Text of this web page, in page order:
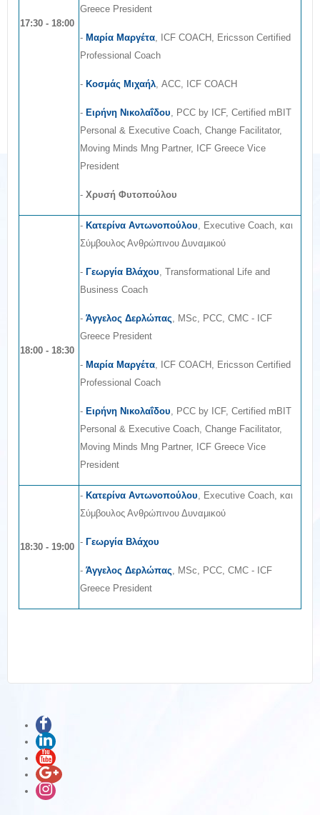
17:30 - 18:00
Greece President
- Μαρία Μαργέτα, ICF COACH, Ericsson Certified
Professional Coach
- Κοσμάς Μιχαήλ, ACC, ICF COACH
- Ειρήνη Νικολαΐδου, PCC by ICF, Certified mBIT
Personal & Executive Coach, Change Facilitator,
Moving Minds Mng Partner, ICF Greece Vice
President
- Χρυσή Φυτοπούλου
18:00 - 18:30
- Κατερίνα Αντωνοπούλου, Executive Coach, και
Σύμβουλος Ανθρώπινου Δυναμικού
- Γεωργία Βλάχου, Transformational Life and
Business Coach
- Άγγελος Δερλώπας, MSc, PCC, CMC - ICF
Greece President
- Μαρία Μαργέτα, ICF COACH, Ericsson Certified
Professional Coach
- Ειρήνη Νικολαΐδου, PCC by ICF, Certified mBIT
Personal & Executive Coach, Change Facilitator,
Moving Minds Mng Partner, ICF Greece Vice
President
18:30 - 19:00
- Κατερίνα Αντωνοπούλου, Executive Coach, και
Σύμβουλος Ανθρώπινου Δυναμικού
- Γεωργία Βλάχου
- Άγγελος Δερλώπας, MSc, PCC, CMC - ICF
Greece President